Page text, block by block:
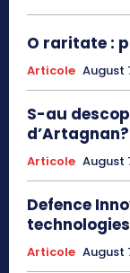
O raritate :
Articole August
S-au
d’Artagnan?
Articole August
Defence
technologies
Articole August